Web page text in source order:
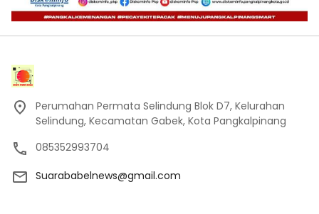
Perumahan Permata Selindung Blok D7, Kelurahan
Selindung, Kecamatan Gabek, Kota Pangkalpinang
085352993704
Suarababelnews@gmail.com